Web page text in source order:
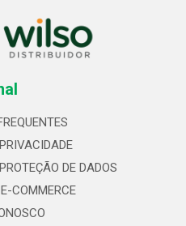
DE DADOS
COMMERCE